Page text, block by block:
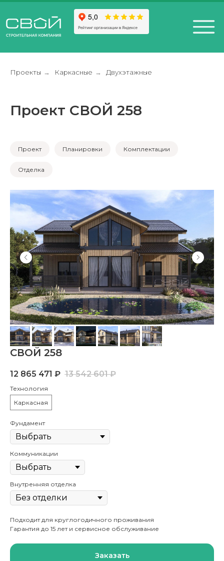
(812) 611-24-42
200-25-57
Санкт-Петербург,
Проекты → Каркасные → Двухэтажные
Проект СВОЙ 258
Проект Планировки Комплектации
Отделка
СВОЙ 258
12 865 471 ₽ 13 542 601 ₽
Технология
Каркасная
Фундамент
Коммуникации
Внутренняя отделка
Подходит для круглогодичного проживания
Гарантия до 15 лет и сервисное обслуживание
Заказать